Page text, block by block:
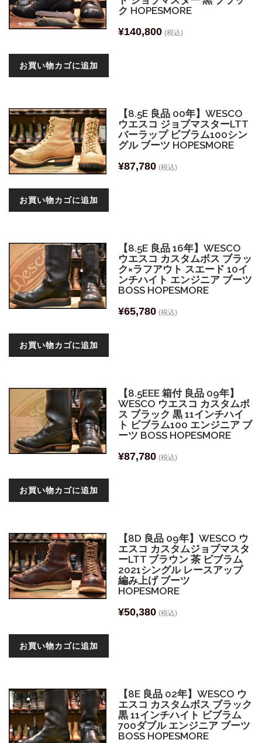
ク HOPESMORE
¥140,800 (税込)
お買い物カゴに追加
【8.5E 良品 00年】WESCO
ウエスコ ジョブマスターLTT
バーラップ ビブラム100シン
グル ブーツ HOPESMORE
¥87,780 (税込)
お買い物カゴに追加
【8.5E 良品 16年】WESCO
ウエスコ カスタムボス ブラッ
ク×ラフアウト スエード 10イ
ンチハイト エンジニア ブーツ
BOSS HOPESMORE
¥65,780 (税込)
お買い物カゴに追加
【8.5EEE 箱付 良品 09年】
WESCO ウエスコ カスタムボ
ス ブラック 黒 11インチハイ
ト ビブラム100 エンジニア ブ
ーツ BOSS HOPESMORE
¥87,780 (税込)
お買い物カゴに追加
【8D 良品 09年】WESCO ウ
エスコ カスタムジョブマスタ
ーLTT ブラウン 茶 ビブラム
2021シングル レースアップ
編み上げ ブーツ
HOPESMORE
¥50,380 (税込)
お買い物カゴに追加
【8E 良品 02年】WESCO ウ
エスコ カスタムボス ブラック
黒 11インチハイト ビブラム
700ダブル エンジニア ブーツ
BOSS HOPESMORE